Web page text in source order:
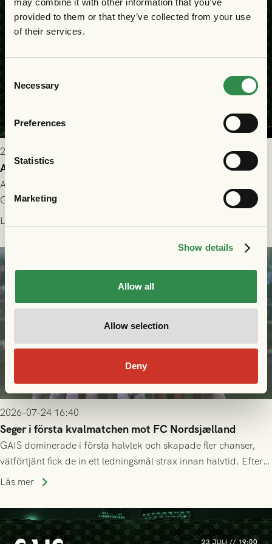
provided to them or that they’ve collected from your use
of their services.
Selection
Necessary
Preferences
Statistics
Marketing
Show details
Allow all
Allow selection
Deny
2026-07-25 9:00
Allt du behöver veta inför GAIS - Halmstads BK 26/7
All evenemangsinformation du kan behöva inför ditt besök på
Gamla Ullevi och matchen mellan GAIS och Halmstads BK i
Allsvenskan! Avspark kl 16.30 på söndag 26/7.
Läs mer
2026-07-24 16:40
Seger i första kvalmatchen mot FC Nordsjælland
GAIS dominerade i första halvlek och skapade fler chanser,
välförtjänt fick de in ett ledningsmål strax innan halvtid. Efter
halvtidsvilan sjönk tempot när Nordsjälland tilläts ha mer av
seger! Matchfoto: Mikael Josefsson & Lasse Ekström
Läs mer